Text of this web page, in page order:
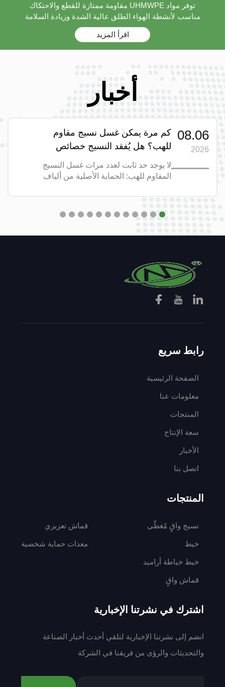
توفر مواد UHMWPE مقاومة ممتازة للقطع والاحتكاك
مناسب لأنشطة الهواء الطلق عالية الشدة وزيادة السلامة
اقرأ المزيد
أخبار
08.06
2026
كم مرة يمكن غسل نسيج مقاوم
للهب؟ هل يُفقد النسيج خصائص
الحماية من الحرائق عند الغسل؟
لا يوجد حد ثابت لعدد مرات غسل النسيج
المقاوم للهب: الحماية الأصلية من ألياف
غسولة؛ أما القطن المُعالَج مقاومًا للهب
الكامل داخل النص.
رابط سريع
الصفحة الرئيسية
معلومات عنا
المنتجات
سعة الإنتاج
الأخبار
اتصل بنا
المنتجات
نسيج واقٍ مُغطّى
خيط
خيط خياطة أراميد
قماش واقٍ
قماش تعزيزي
معدات حماية شخصية
اشترك في نشرتنا الإخبارية
انضم إلى نشرتنا الإخبارية لتلقي أحدث أخبار الصناعة
والتحديثات والرؤى من فريقنا في الشركة